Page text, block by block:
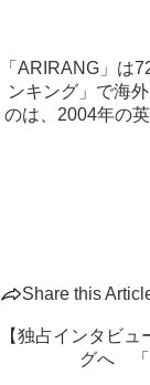
「ARIRANG」は
ンキング」で海
のは、2004年の
Share this
【独占インタビ
グへ 「